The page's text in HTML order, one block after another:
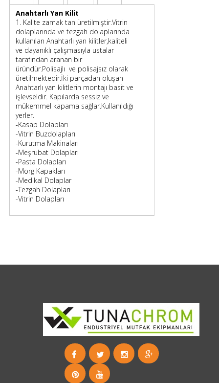
Anahtarlı Yan Kilit
1. Kalite zamak tan üretilmiştir.Vitrin
dolaplarında ve tezgah dolaplarında
kullanılan Anahtarlı yan kilitler,kaliteli
ve dayanıklı çalışmasıyla ustalar
tarafından aranan bir
üründür.Polisajlı ve polisajsız olarak
üretilmektedir.İki parçadan oluşan
Anahtarlı yan kilitlerin montajı basit ve
işlevseldir. Kapılarda sessiz ve
mükemmel kapama sağlar.Kullanıldığı
yerler.
-Kasap Dolapları
-Vitrin Buzdolapları
-Kurutma Makinaları
-Meşrubat Dolapları
-Pasta Dolapları
-Morg Kapakları
-Medikal Dolaplar
-Tezgah Dolapları
-Vitrin Dolapları